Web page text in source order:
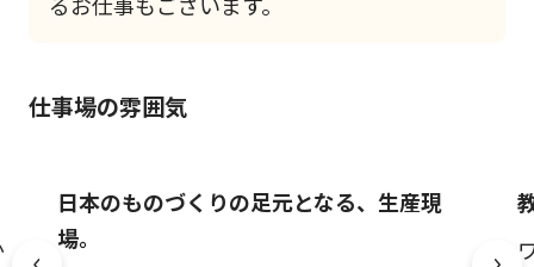
仕事場の雰囲気
日本のものづくりの足元となる、生産現
場。